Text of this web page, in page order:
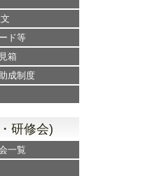
ド等
箱
成制度
研修会)
一覧